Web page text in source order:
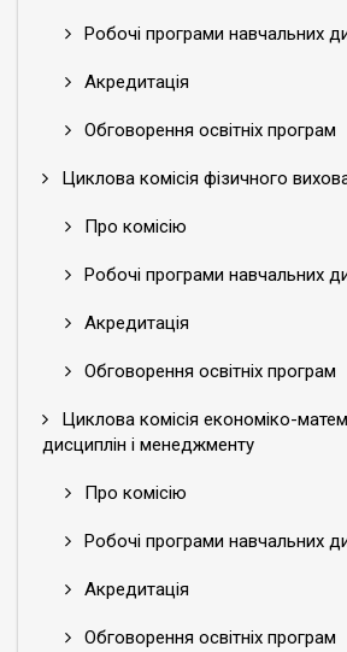
Робочі програми навчальних
Акредитація
Обговорення освітніх програм
Циклова комісія фізичного
Про комісію
Робочі програми навчальних
Акредитація
Обговорення освітніх програм
Циклова комісія економіко-
дисциплін і менеджменту
Про комісію
Робочі програми навчальних
Акредитація
Обговорення освітніх програм